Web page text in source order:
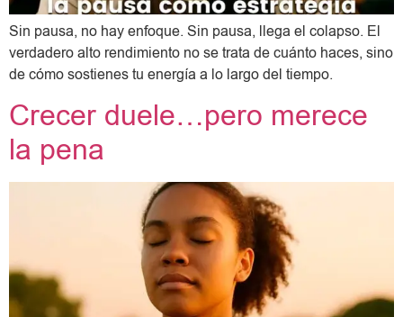
Sin pausa, no hay enfoque. Sin pausa, llega el colapso. El
verdadero alto rendimiento no se trata de cuánto haces, sino
de cómo sostienes tu energía a lo largo del tiempo.
Crecer duele…pero merece
la pena